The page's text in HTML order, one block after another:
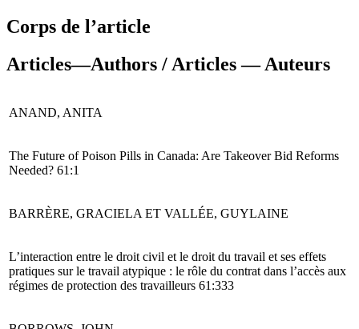
Corps de l’article
Articles—Authors / Articles — Auteurs
ANAND, ANITA
The Future of Poison Pills in Canada: Are Takeover Bid Reforms
Needed? 61:1
BARRÈRE, GRACIELA ET VALLÉE, GUYLAINE
L’interaction entre le droit civil et le droit du travail et ses effets
pratiques sur le travail atypique : le rôle du contrat dans l’accès aux
régimes de protection des travailleurs 61:333